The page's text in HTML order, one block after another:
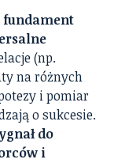
fundament
(np.
na różnych
i pomiar
o sukcesie.
do
i